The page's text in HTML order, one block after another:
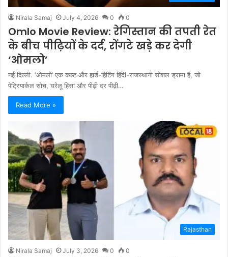
Nirala Samaj July 4, 2026 0 0
Omlo Movie Review: रेगिस्तान की तपती रेत
के बीच पीढ़ियों के दर्द, रोंगटे खड़े कर देगी
‘ओमलो’
नई दिल्ली. ‘ओमलो’ एक कल्ट और हार्ड-हिटिंग हिंदी-राजस्थानी सोशल ड्रामा है, जो
पेट्रियार्कल सोच, घरेलू हिंसा और पीढ़ी दर पीढ़ी…
Read More »
Rajasthan
Nirala Samaj July 3, 2026 0 0